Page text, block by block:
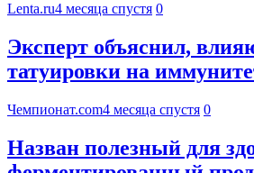
Lenta.ru4 месяца спустя 0
Эксперт объяснил,
татуировки на
Чемпионат.com4 месяца спустя 0
Назван полезный для